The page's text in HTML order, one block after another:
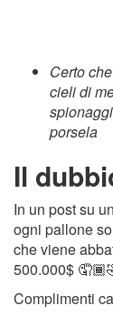
Certo
cieli di
porsela
Il
In un post su
ogni pallone
che viene
500.000$
Complimenti